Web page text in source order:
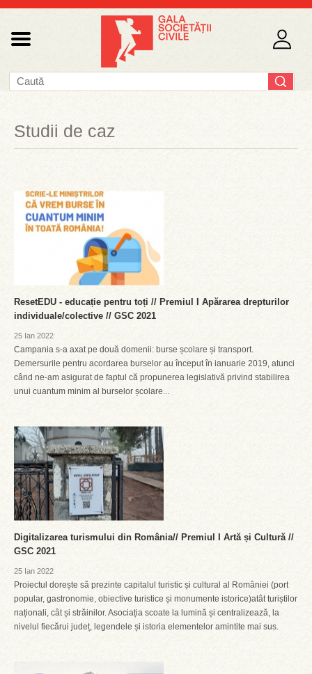
Studii de caz
ResetEDU - educație pentru toți // Premiul I Apărarea drepturilor
individuale/colective // GSC 2021
25 Ian 2022
Campania s-a axat pe două domenii: burse școlare și transport.
Demersurile pentru acordarea burselor au început în ianuarie 2019, atunci
când ne-am asigurat de faptul că propunerea legislativă privind stabilirea
unui cuantum minim al burselor școlare...
Digitalizarea turismului din România// Premiul I Artă și Cultură //
GSC 2021
25 Ian 2022
Proiectul dorește să prezinte capitalul turistic și cultural al României (port
popular, gastronomie, obiective turistice și monumente istorice)atât turiștilor
naționali, cât și străinilor. Asociația scoate la lumină și centralizează, la
nivelul fiecărui județ, legendele și istoria elementelor amintite mai sus.